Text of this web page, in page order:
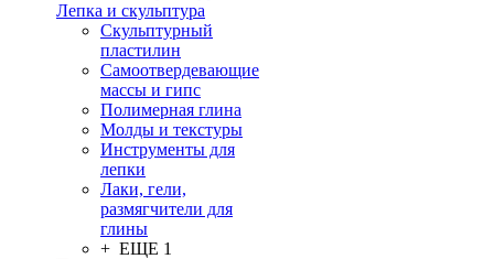
Лепка и скульптура
Скульптурный
пластилин
Самоотвердевающие
массы и гипс
Полимерная глина
Молды и текстуры
Инструменты для
лепки
Лаки, гели,
размягчители для
глины
+ ЕЩЕ 1